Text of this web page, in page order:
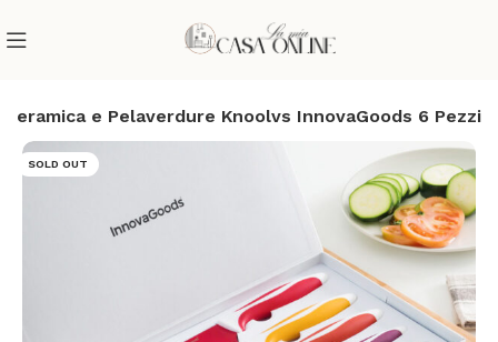
e Pelaverdure Knoolvs InnovaGoods 6 Pezzi
SOLD OUT